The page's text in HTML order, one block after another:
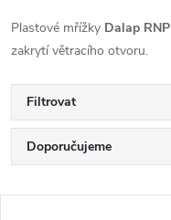
Plastové mřížky Dalap RNP
zakrytí větracího otvoru.
Filtrovat
Ř
a
Doporučujeme